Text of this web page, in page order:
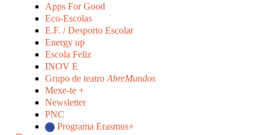
Apps For Good
Eco-Escolas
E.F. / Desporto Escolar
Energy up
Escola Feliz
INOV E
Grupo de teatro AbreMundos
Mexe-te +
Newsletter
PNC
Programa Erasmus+